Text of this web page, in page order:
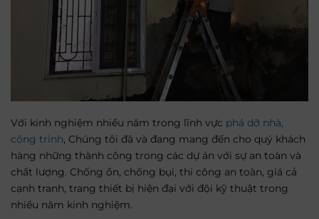
Với kinh nghiệm nhiều năm trong lĩnh vực phá dỡ nhà,
công trình, Chúng tôi đã và đang mang đến cho quý khách
hàng những thành công trong các dự án với sự an toàn và
chất lượng. Chống ồn, chống bụi, thi công an toàn, giá cả
cạnh tranh, trang thiết bị hiện đại với đội kỹ thuật trong
nhiều năm kinh nghiệm.